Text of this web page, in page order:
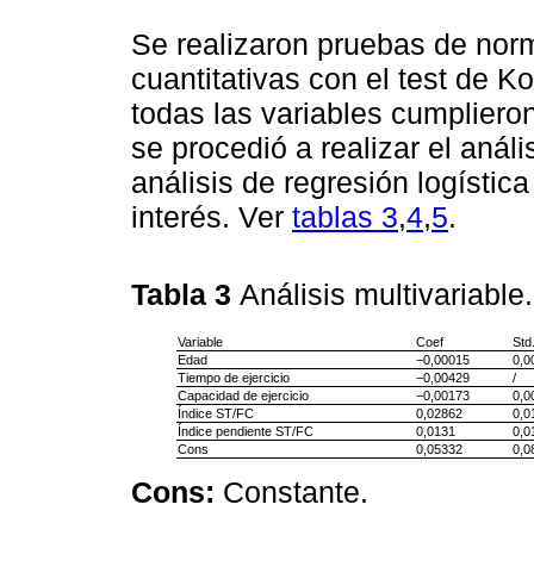
Se realizaron pruebas de
cuantitativas con el test de
todas las variables
se procedió a realizar el
análisis de regresión
interés. Ver tablas 3,4,5.
Tabla 3 Análisis
Variable Coef
Edad
−0,00015
Tiempo de ejercicio
−0,00429
/
Capacidad de ejercicio
−0,00173
Índice ST/FC
0,02862
Índice pendiente ST/FC
0,0131
Cons
0,05332
Cons: Constante.